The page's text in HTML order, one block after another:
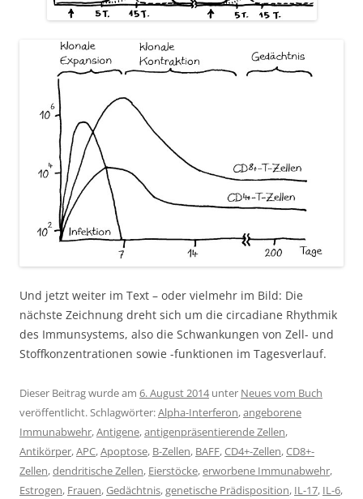
Und jetzt weiter im Text – oder vielmehr im Bild: Die
nächste Zeichnung dreht sich um die circadiane Rhythmik
des Immunsystems, also die Schwankungen von Zell- und
Stoffkonzentrationen sowie -funktionen im Tagesverlauf.
Dieser Beitrag wurde am 6. August 2014unter Neues vom Buch
veröffentlicht. Schlagwörter:Alpha-Interferon,angeborene
Immunabwehr,Antigene,antigenpräsentierende Zellen,
Antikörper,APC,Apoptose, B-Zellen, BAFF,CD4+-Zellen,CD8+-
Zellen,dendritische Zellen, Eierstöcke,erworbene Immunabwehr,
Estrogen, Frauen,Gedächtnis,genetische Prädisposition, IL-17, IL-6,